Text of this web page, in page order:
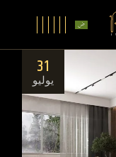
31
يوليو